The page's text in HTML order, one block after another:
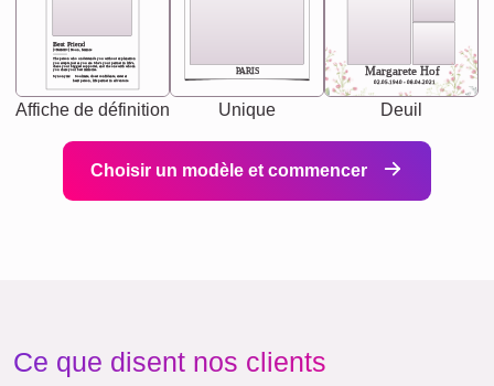
Best Friend
[<NAME>] Noun, feminie
Synonyms: Soulmate, closet confidante, sister at
heart person, life partner in adventure.
The person who understands you without explanation
you accepts just as you are. She's your partner in life's,
chaos your biggest supporter, and the one with whom
you share your best memories.
Affiche de définition
PARIS
Unique
Margarete Hof
02.05.1940 - 08.04.2021
Deuil
Choisir un modèle et commencer
Ce que disent nos clients